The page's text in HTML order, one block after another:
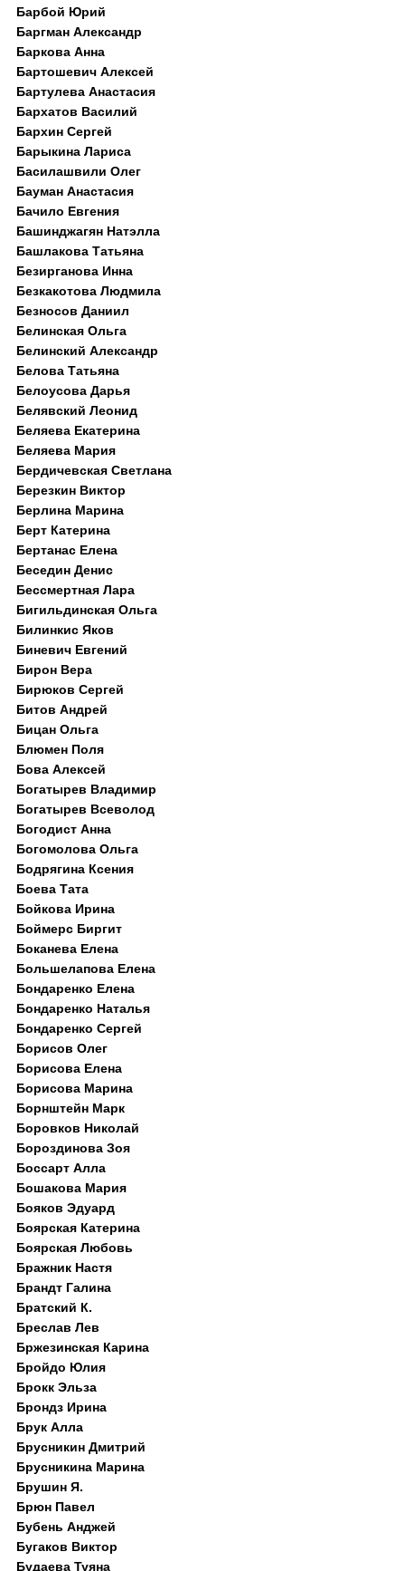
Барбой Юрий
Баргман Александр
Баркова Анна
Бартошевич Алексей
Бартулева Анастасия
Бархатов Василий
Бархин Сергей
Барыкина Лариса
Басилашвили Олег
Бауман Анастасия
Бачило Евгения
Башинджагян Натэлла
Башлакова Татьяна
Безирганова Инна
Безкакотова Людмила
Безносов Даниил
Белинская Ольга
Белинский Александр
Белова Татьяна
Белоусова Дарья
Белявский Леонид
Беляева Екатерина
Беляева Мария
Бердичевская Светлана
Березкин Виктор
Берлина Марина
Берт Катерина
Бертанас Елена
Беседин Денис
Бессмертная Лара
Бигильдинская Ольга
Билинкис Яков
Биневич Евгений
Бирон Вера
Бирюков Сергей
Битов Андрей
Бицан Ольга
Блюмен Поля
Бова Алексей
Богатырев Владимир
Богатырев Всеволод
Богодист Анна
Богомолова Ольга
Бодрягина Ксения
Боева Тата
Бойкова Ирина
Боймерс Биргит
Боканева Елена
Большелапова Елена
Бондаренко Елена
Бондаренко Наталья
Бондаренко Сергей
Борисов Олег
Борисова Елена
Борисова Марина
Борнштейн Марк
Боровков Николай
Бороздинова Зоя
Боссарт Алла
Бошакова Мария
Бояков Эдуард
Боярская Катерина
Боярская Любовь
Бражник Настя
Брандт Галина
Братский К.
Бреслав Лев
Бржезинская Карина
Бройдо Юлия
Брокк Эльза
Брондз Ирина
Брук Алла
Брусникин Дмитрий
Брусникина Марина
Брушин Я.
Брюн Павел
Бубень Анджей
Бугаков Виктор
Будаева Туяна